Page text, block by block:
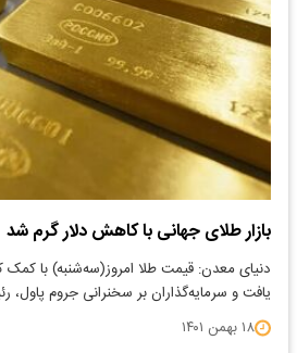
بازار طلای جهانی با کاهش دلار گرم شد
دنیای معدن: قیمت طلا امروز(سه‌شنبه) با
یافت و سرمایه‌گذاران بر سخنرانی جروم پاول،
۱۸ بهمن ۱۴۰۱